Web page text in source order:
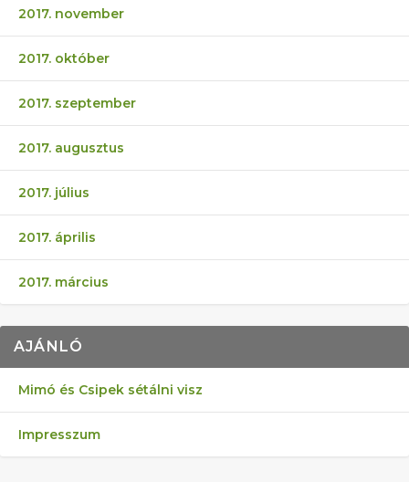
2017. november
2017. október
2017. szeptember
2017. augusztus
2017. július
2017. április
2017. március
AJÁNLÓ
Mimó és Csipek sétálni visz
Impresszum